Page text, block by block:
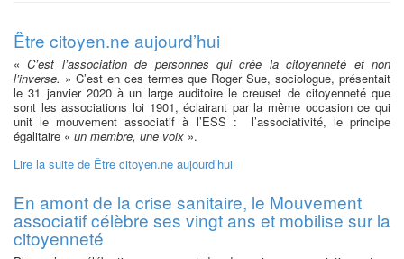
Être citoyen.ne aujourd’hui
«C’est l’association de personnes qui crée la citoyenneté et non
l’inverse. » C’est en ces termes que Roger Sue, sociologue, présentait
le 31 janvier 2020 à un large auditoire le creuset de citoyenneté que
sont les associations loi 1901, éclairant par la même occasion ce qui
unit le mouvement associatif à l’ESS : l’associativité, le principe
égalitaire « un membre, une voix ».
Lire la suite de Être citoyen.ne aujourd’hui
En amont de la crise sanitaire, le Mouvement
associatif célèbre ses vingt ans et mobilise sur la
citoyenneté